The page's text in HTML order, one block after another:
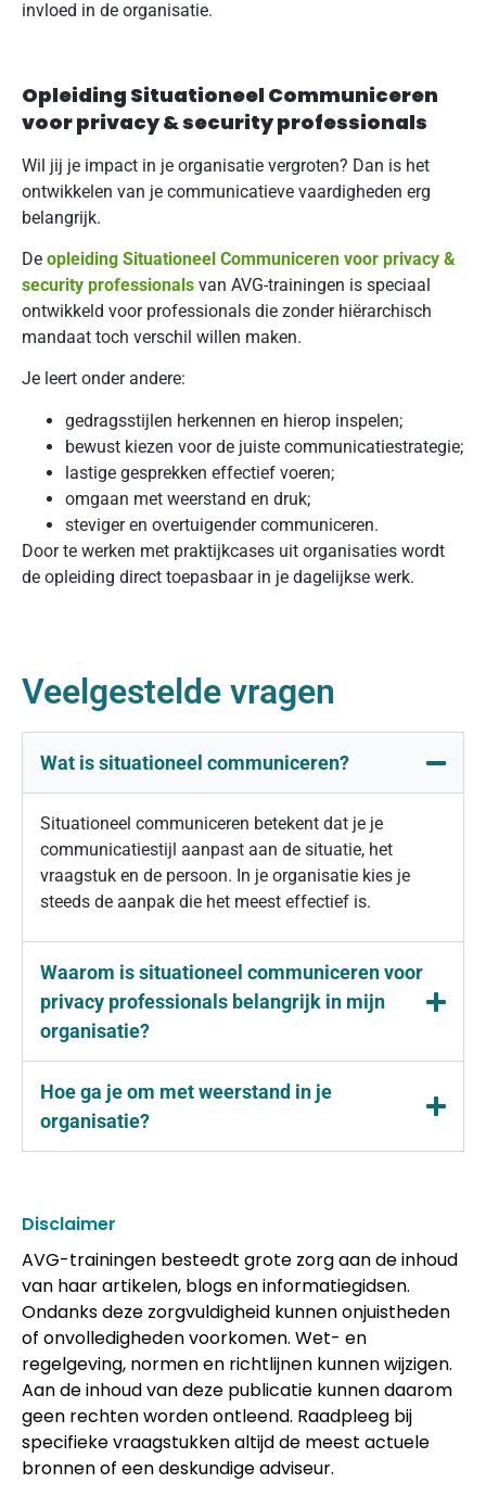
invloed in de organisatie.
Opleiding Situationeel Communiceren
voor privacy & security professionals
Wil jij je impact in je organisatie vergroten? Dan is het
ontwikkelen van je communicatieve vaardigheden erg
belangrijk.
De opleiding Situationeel Communiceren voor privacy &
security professionals van AVG-trainingen is speciaal
ontwikkeld voor professionals die zonder hiërarchisch
mandaat toch verschil willen maken.
Je leert onder andere:
gedragsstijlen herkennen en hierop inspelen;
bewust kiezen voor de juiste communicatiestrategie;
lastige gesprekken effectief voeren;
omgaan met weerstand en druk;
steviger en overtuigender communiceren.
Door te werken met praktijkcases uit organisaties wordt
de opleiding direct toepasbaar in je dagelijkse werk.
Veelgestelde vragen
Wat is situationeel communiceren?
Situationeel communiceren betekent dat je je
communicatiestijl aanpast aan de situatie, het
vraagstuk en de persoon. In je organisatie kies je
steeds de aanpak die het meest effectief is.
Waarom is situationeel communiceren voor
privacy professionals belangrijk in mijn
organisatie?
Hoe ga je om met weerstand in je
organisatie?
Disclaimer
AVG-trainingen besteedt grote zorg aan de inhoud
van haar artikelen, blogs en informatiegidsen.
Ondanks deze zorgvuldigheid kunnen onjuistheden
of onvolledigheden voorkomen. Wet- en
regelgeving, normen en richtlijnen kunnen wijzigen.
Aan de inhoud van deze publicatie kunnen daarom
geen rechten worden ontleend. Raadpleeg bij
specifieke vraagstukken altijd de meest actuele
bronnen of een deskundige adviseur.